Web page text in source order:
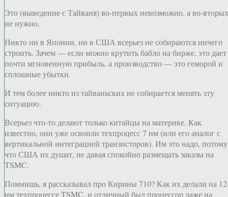
Это (выведение с Тайваня) во-первых невозможно, а во-вторых
не нужно.
Никто ни в Японии, ни в США всерьез не собираются ничего
строить. Зачем — если можно крутить бабло на бирже, это дает
почти мгновенную прибыль, а производство — это геморой и
сплошные убытки.
И тем более никто из тайваньских не собирается менять эту
ситуацию.
Всерьез что-то делают только китайцы на материке. Как
известно, они уже освоили техпроцесс 7 нм (или его аналог с
вертикальной интеграцией транзисторов). Им это надо, потому
что США их душат, не давая спокойно размещать заказы на
TSMC.
Помнишь, я рассказывал про Кирины 710? Как их делали на
нм техпроцессе TSMC, и отличный был процессор даже на